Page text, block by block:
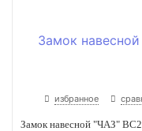
избранное
Замок навесной "ЧАЗ"